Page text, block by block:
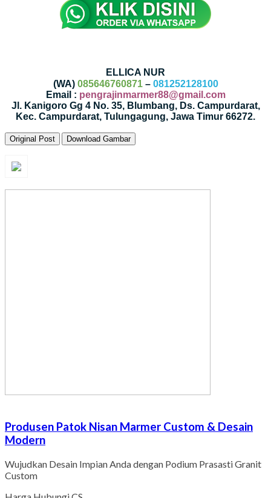
ELLICA NUR
(WA) 085646760871– 081252128100
Email : pengrajinmarmer88@gmail.com
Jl. Kanigoro Gg 4 No. 35, Blumbang, Ds. Campurdarat,
Kec. Campurdarat, Tulungagung, Jawa Timur 66272.
Original Post Download Gambar
Produsen Patok Nisan Marmer Custom & Desain
Modern
Wujudkan Desain Impian Anda dengan Podium Prasasti Granit
Custom